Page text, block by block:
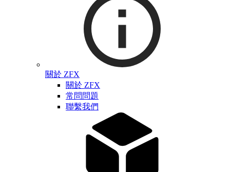
關於 ZFX
關於 ZFX
常問問題
聯繫我們